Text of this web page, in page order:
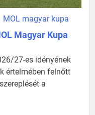
MOL magyar kupa
Magyar Kupa
27-es idényének
értelmében felnőtt
a